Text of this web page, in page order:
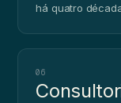
há quatro
06